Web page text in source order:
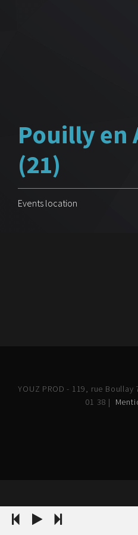
Pouilly en
(21)
Events location
YOUZ PROD - 119, rue
01 38 |